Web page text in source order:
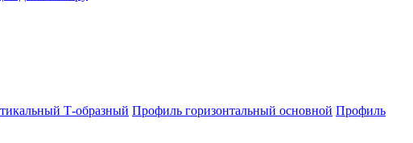
Т-образный Профиль горизонтальный основной Профиль